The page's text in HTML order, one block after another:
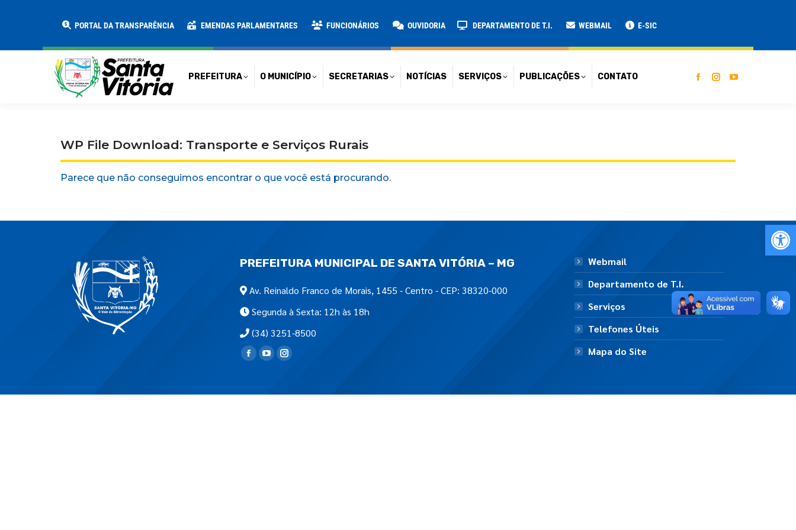
PORTAL DA TRANSPARÊNCIA EMENDAS PARLAMENTARES FUNCIONÁRIOS OUVIDORIA DEPARTAMENTO DE T.I. WEBMAIL E-SIC
PREFEITURA O MUNICÍPIO SECRETARIAS NOTÍCIAS SERVIÇOS PUBLICAÇÕES CONTATO
WP File Download: Transporte e Serviços Rurais
Parece que não conseguimos encontrar o que você está procurando.
PREFEITURA MUNICIPAL DE SANTA VITÓRIA – MG
Av. Reinaldo Franco de Morais, 1455 - Centro - CEP: 38320-000
Segunda à Sexta: 12h às 18h
(34) 3251-8500
Encontre-nos em:
Webmail
Departamento de T.I.
Serviços
Telefones Úteis
Mapa do Site